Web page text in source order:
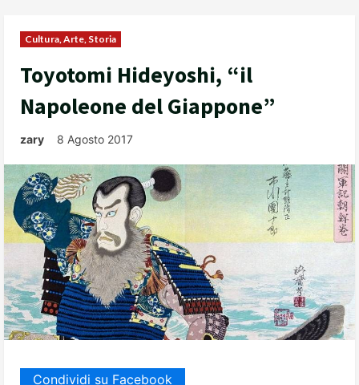
Cultura, Arte, Storia
Toyotomi Hideyoshi, “il
Napoleone del Giappone”
zary 8 Agosto 2017
Condividi su Facebook